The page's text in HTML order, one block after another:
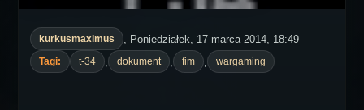
kurkusmaximus , Poniedziałek, 17 marca 2014, 18:49
Tagi: t-34 dokument fim wargaming